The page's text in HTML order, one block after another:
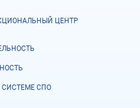
ЦЕНТР
СПО